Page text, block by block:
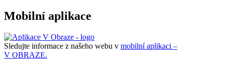
Mobilní aplikace
Sledujte informace z našeho webu v mobilní aplikaci –
V OBRAZE.